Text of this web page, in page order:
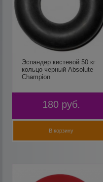
Эспандер кистевой 50 кг
кольцо черный Absolute
Champion
180 руб.
В корзину